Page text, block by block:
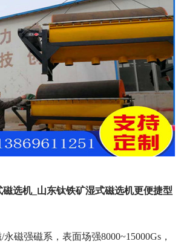
选机_山东钛铁矿湿式磁选机更便捷型
磁强磁系，表面场强8000~15000Gs，